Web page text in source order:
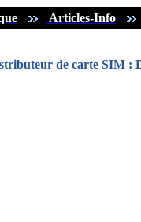
Articles-Info
de carte SIM :